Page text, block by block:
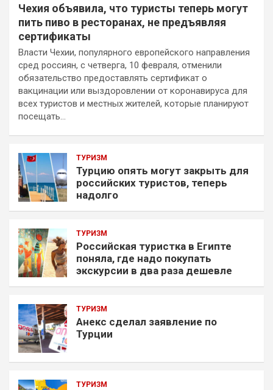
Чехия объявила, что туристы теперь могут
пить пиво в ресторанах, не предъявляя
сертификаты
Власти Чехии, популярного европейского направления
сред россиян, с четверга, 10 февраля, отменили
обязательство предоставлять сертификат о
вакцинации или выздоровлении от коронавируса для
всех туристов и местных жителей, которые планируют
посещать…
ТУРИЗМ
Турцию опять могут закрыть для
российских туристов, теперь
надолго
ТУРИЗМ
Российская туристка в Египте
поняла, где надо покупать
экскурсии в два раза дешевле
ТУРИЗМ
Анекс сделал заявление по
Турции
ТУРИЗМ